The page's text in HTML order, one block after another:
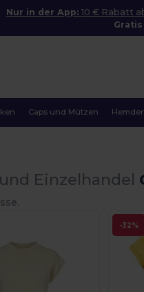
Nur in der App: 10 € Rabatt
Gratis
Caps und Mützen
Einzelhandel
-32%